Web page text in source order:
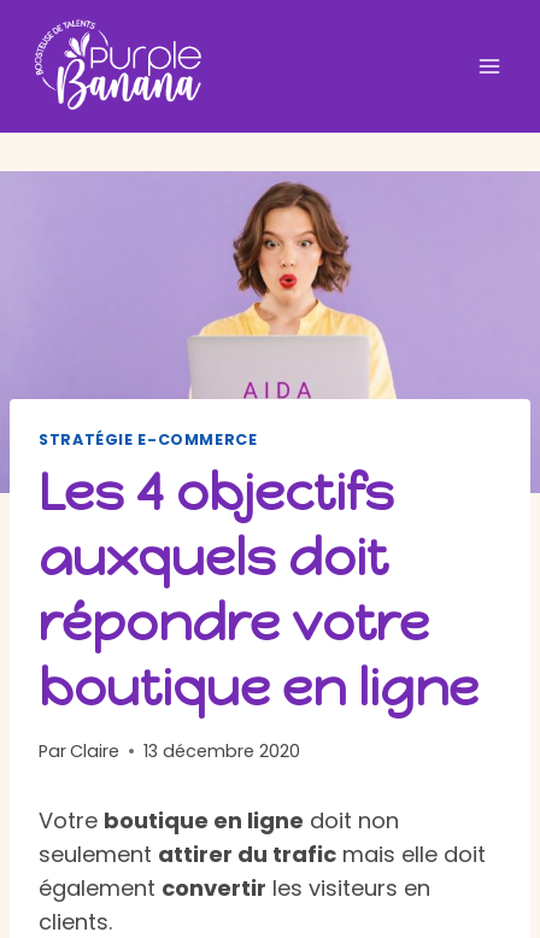
contenu
STRATÉGIE E-COMMERCE
Les 4 objectifs
auxquels doit
répondre votre
boutique en ligne
ParClaire 13 décembre 2020
Votre boutique en ligne doit non
seulement attirer du trafic mais elle doit
également convertir les visiteurs en
clients.